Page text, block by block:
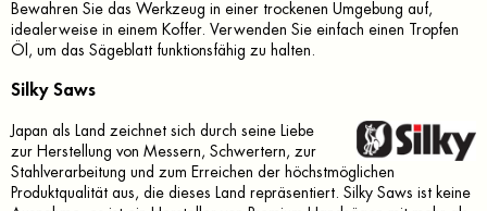
Bewahren Sie das Werkzeug in einer trockenen Umgebung auf,
idealerweise in einem Koffer. Verwenden Sie einfach einen Tropfen
Öl, um das Sägeblatt funktionsfähig zu halten.
Silky Saws
Japan als Land zeichnet sich durch seine Liebe
zur Herstellung von Messern, Schwertern, zur
Stahlverarbeitung und zum Erreichen der höchstmöglichen
Produktqualität aus, die dieses Land repräsentiert. Silky Saws ist keine